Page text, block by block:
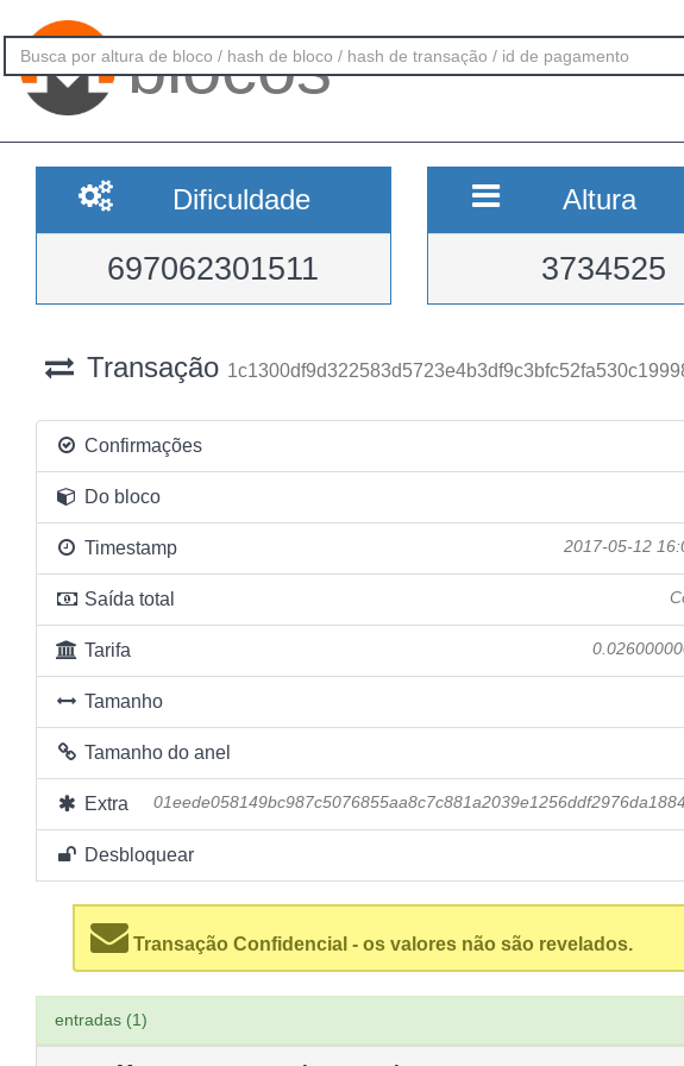
blocos
Dificuldade
697062301511
Altura
3734525
Transação
Confirmações
Do bloco
Timestamp 2017-05-12
Saída total
Tarifa
Tamanho
Tamanho do anel
Extra
Desbloquear
Transação Confidencial - os valores não são revelados.
entradas (1)